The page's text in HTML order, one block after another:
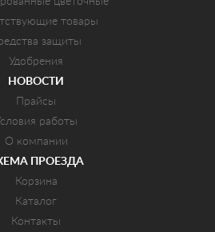
товары
защиты
Удобрения
НОВОСТИ
Прайсы
работы
О компании
ПРОЕЗДА
Корзина
Каталог
Контакты